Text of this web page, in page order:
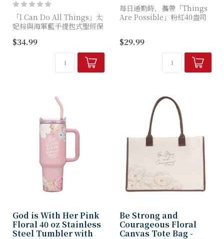
「I Can Do All Things」太
妃棕與海軍藍手提包式聖經保
包，實則專為保護您的聖經免
受日常使用磨損而設計。
$34.99
每日通勤時，攜帶「Things
Are Possible」粉紅40盎司
的花卉設計與永恆的鼓勵箴
言，將激勵您達...
$29.99
God is With Her Pink
Floral 40 oz Stainless
Steel Tumbler with
Be Strong and
Courageous Floral
Canvas Tote Bag -